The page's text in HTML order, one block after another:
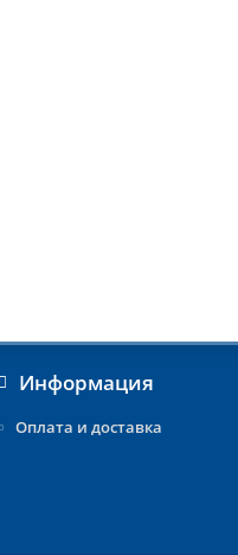
Информация
Оплата и доставка